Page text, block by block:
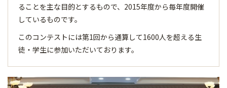
ることを主な目的とするもので、2015年度から毎年度開催
しているものです。
このコンテストには第1回から通算して1600人を超える生
徒・学生に参加いただいております。